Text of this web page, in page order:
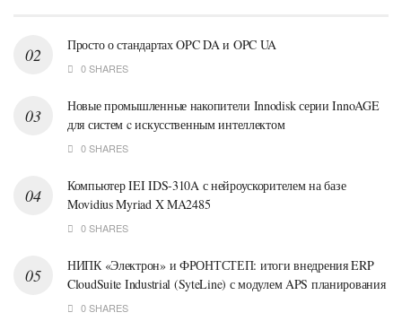
Просто о стандартах OPC DA и OPC UA
0 SHARES
Новые промышленные накопители Innodisk серии InnoAGE
для систем c искусственным интеллектом
0 SHARES
Компьютер IEI IDS-310A с нейроускорителем на базе
Movidius Myriad X MA2485
0 SHARES
НИПК «Электрон» и ФРОНТСТЕП: итоги внедрения ERP
CloudSuite Industrial (SyteLine) с модулем APS планирования
0 SHARES